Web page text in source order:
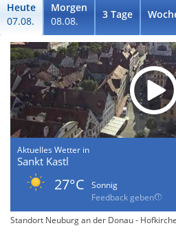
Heute
07.08.
Morgen
08.08.
3 Tage
Aktuelles Wetter in
Sankt Kastl
27°C
Sonnig
Feedback geben
Standort Neuburg an der Donau - Hofkirche